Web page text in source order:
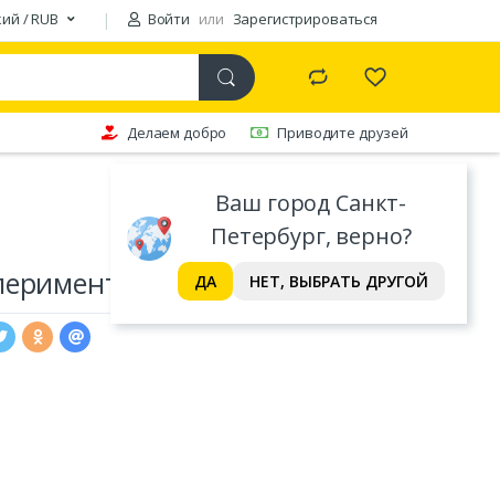
/ RUB Войти или Зарегистрироваться
Ваш город Санкт-
Петербург, верно?
ДА НЕТ, ВЫБРАТЬ ДРУГОЙ
Делаем добро Приводите друзей